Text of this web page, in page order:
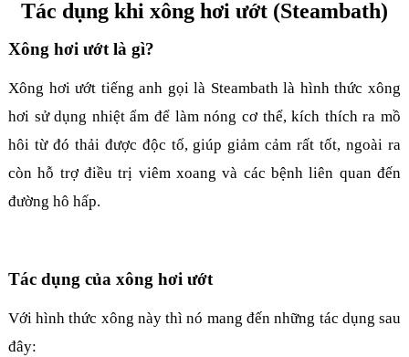
Tác dụng khi xông hơi ướt (Steambath)
Xông hơi ướt là gì?
Xông hơi ướt tiếng anh gọi là Steambath là hình thức xông
hơi sử dụng nhiệt ẩm để làm nóng cơ thể, kích thích ra mồ
hôi từ đó thải được độc tố, giúp giảm cảm rất tốt, ngoài ra
còn hỗ trợ điều trị viêm xoang và các bệnh liên quan đến
đường hô hấp.
Tác dụng của xông hơi ướt
Với hình thức xông này thì nó mang đến những tác dụng sau
đây: